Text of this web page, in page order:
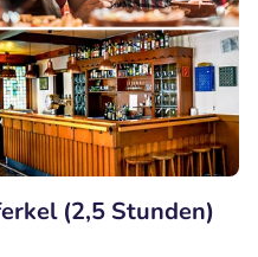
(2,5 Stunden)